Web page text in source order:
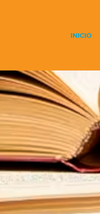
INICIO